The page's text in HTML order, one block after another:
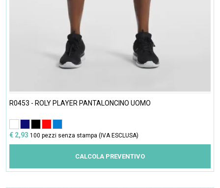
R0453 - ROLY PLAYER PANTALONCINO UOMO
€ 2,93 100 pezzi senza stampa (IVA ESCLUSA)
CALCOLA PREVENTIVO